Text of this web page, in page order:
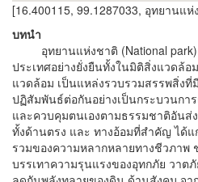
[16.400115, 99.1287033, อุทยานแห่
บทนำ
อุทยานแห่งชาติ (National
ประเทศอย่างยั่งยืนทั้งในมิติสิ่งแวดล้อ
แวดล้อม เป็นแหล่งรวบรวมสรรพสิ่ง
ปฏิสัมพันธ์ต่อกันอย่างเป็นกระบวนกา
และควบคุมตนเองตามธรรมชาติอันส่
ทั้งด้านตรง และ ทางอ้อมที่สำคัญ ได้
รวมของความหลากหลายทางชีวภาพ
บรรเทาความรุนแรงของอุทกภัย วาต